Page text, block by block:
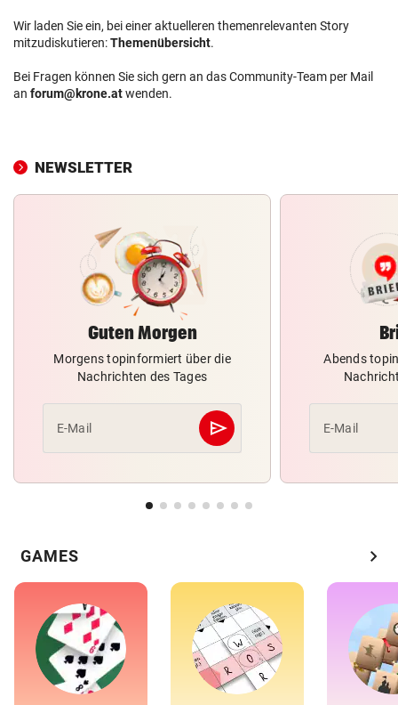
Wir laden Sie ein, bei einer aktuelleren themenrelevanten Story
mitzudiskutieren:Themenübersicht.
Bei Fragen können Sie sich gern an das Community-Team per Mail
an forum@krone.atwenden.
NEWSLETTER
Guten Morgen
Morgens topinformiert über die
Nachrichten des Tages
E-Mail send
Abschicken
Abends
E-Mail
GAMES chevron_right